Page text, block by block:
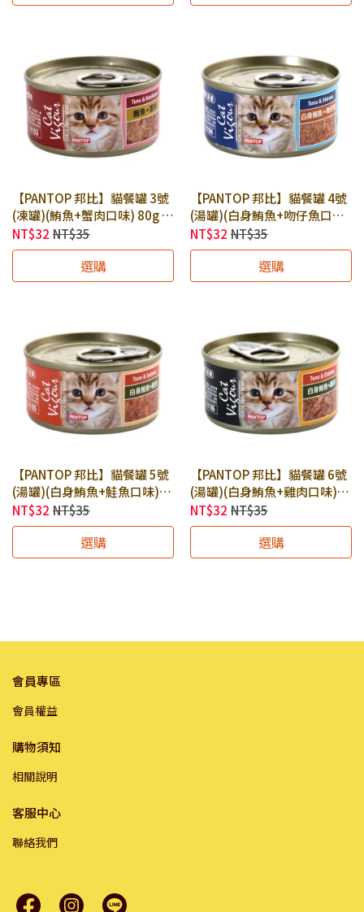
【PANTOP 邦比】貓餐罐 3號
(凍罐)(鮪魚+蟹肉口味) 80g ×
罐｜貓罐頭 貓副食罐 邦比貓
罐
NT$32 NT$35
選購
【PANTOP 邦比】貓餐罐 4號
(湯罐)(白身鮪魚+吻仔魚口味)
80g × 罐｜貓罐頭 貓副食罐
邦比貓罐
NT$32 NT$35
選購
【PANTOP 邦比】貓餐罐 5號
(湯罐)(白身鮪魚+鮭魚口味)
80g × 罐｜貓罐頭 貓副食罐
邦比貓罐
NT$32 NT$35
選購
【PANTOP 邦比】貓餐罐 6號
(湯罐)(白身鮪魚+雞肉口味)
80g × 罐｜貓罐頭 貓副食罐
邦比貓罐
NT$32 NT$35
選購
會員專區
會員權益
購物須知
相關說明
客服中心
聯絡我們